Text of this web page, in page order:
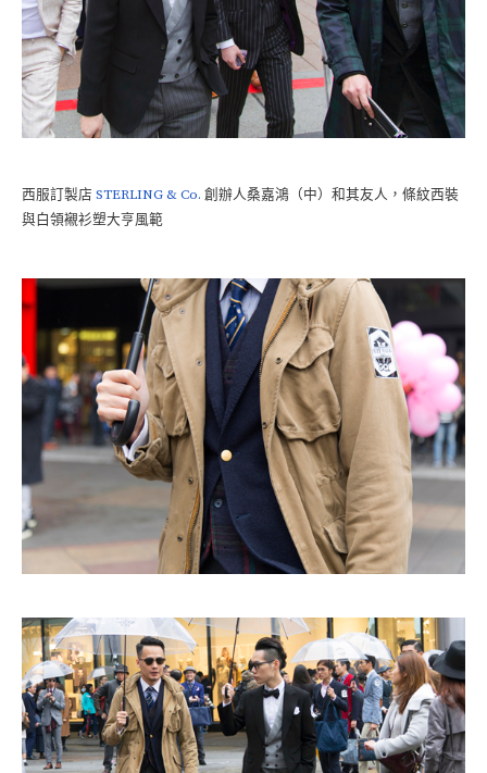
西服訂製店 STERLING & Co. 創辦人桑嘉鴻（中）和其友人，條紋西裝
與白領襯衫塑大亨風範